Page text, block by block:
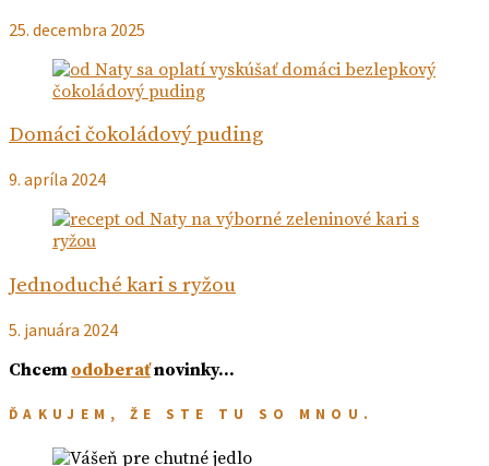
25. decembra 2025
Domáci čokoládový puding
9. apríla 2024
Jednoduché kari s ryžou
5. januára 2024
Chcem odoberaťnovinky…
ĎAKUJEM, ŽE STE TU SO MNOU.